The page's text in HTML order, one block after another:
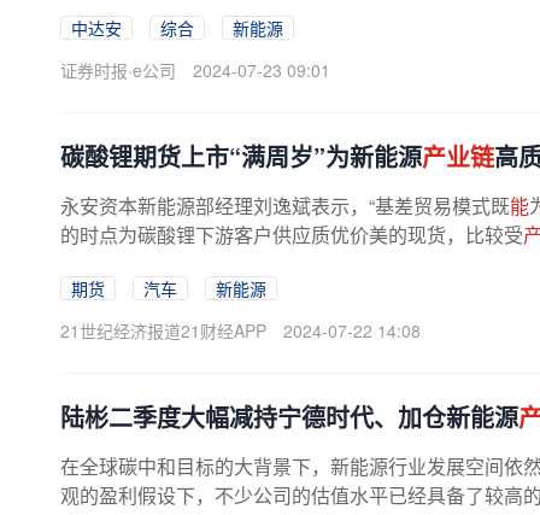
中达安 综合
新能源
证券时报·e公司
2024-07-23 09:01
碳酸锂期货上市“满周岁”为新能源产业链高
永安资本新能源部经理刘逸斌表示，“基差贸易模式既能
的时点为碳酸锂下游客户供应质优价美的现货，比较受
期货 汽车
新能源
21世纪经济报道21财经APP
2024-07-22 14:08
陆彬二季度大幅减持宁德时代、加仓新能源
在全球碳中和目标的大背景下，新能源行业发展空间依
观的盈利假设下，不少公司的估值水平已经具备了较高